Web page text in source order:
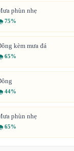
phùn nhẹ
75%
kèm mưa đá
65%
44%
phùn nhẹ
65%